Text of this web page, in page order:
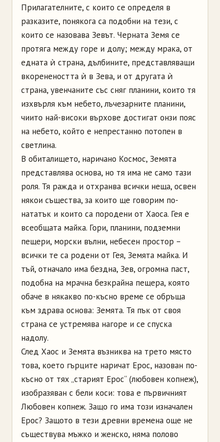
Прилагателните, с които се определя в
разказите, понякога са подобни на тези, с
които се назовава Зевът. Черната Земя се
протяга между горе и долу; между мрака, от
едната ѝ страна, дълбините, представляващи
вкоренеността ѝ в Зева, и от другата ѝ
страна, увенчаните със сняг планини, които тя
изхвърля към небето, лъчезарните планини,
чиито най-високи върхове достигат онзи пояс
на небето, който е непрестанно потопен в
светлина.
В обиталището, наричано Космос, Земята
представлява основа, но тя има не само тази
роля. Тя ражда и отхранва всички неща, освен
някои същества, за които ще говорим по-
нататък и които са породени от Хаоса. Гея е
всеобщата майка. Гори, планини, подземни
пещери, морски вълни, небесен простор –
всички те са родени от Гея, Земята майка. И
тъй, отначало има бездна, Зев, огромна паст,
подобна на мрачна безкрайна пещера, която
обаче в някакво по-късно време се обръща
към здрава основа: Земята. Тя пък от своя
страна се устремява нагоре и се спуска
надолу.
След Хаос и Земята възниква на трето място
това, което гърците наричат Ерос, назован по-
късно от тях „старият Ерос“ (любовен копнеж),
изобразяван с бели коси: това е първичният
Любовен копнеж. Защо го има този изначален
Ерос? Защото в тези древни времена още не
съществува мъжко и женско, няма полово